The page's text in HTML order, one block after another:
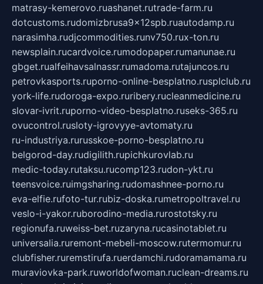
matrasy-kemerovo.ruashanet.rutrade-farm.ru
dotcustoms.rudomizbrusa9x12spb.ruautodamp.ru
narasimha.rudjcommodities.runv750.rux-ton.ru
newsplain.rucardvoice.rumodopaper.rumanunae.ru
gbget.rualfeihavsalnassr.rumadoma.rutajuncos.ru
petrovkasports.ruporno-online-besplatno.rusplclub.ru
york-life.rudoroga-expo.ruribery.rucleanmedicine.ru
slovar-ivrit.ruporno-video-besplatno.ruseks-365.ru
ovucontrol.rusloty-igrovyye-avtomaty.ru
ru-industriya.rurusskoe-porno-besplatno.ru
belgorod-day.rudigilith.rupichkurovlab.ru
medic-today.rutaksu.rucomp123.rudon-ykt.ru
teensvoice.ruimgsharing.rudomashnee-porno.ru
eva-elfie.rufoto-tur.rubiz-doska.rumetropoltravel.ru
veslo-i-yakor.ruborodino-media.rurostotsky.ru
regionufa.ruweiss-bet.ruzaryna.rucasinotablet.ru
universalia.ruremont-mebeli-moscow.rutermomur.ru
clubfisher.ruremstirufa.ruerdamchi.rudoramamama.ru
muraviovka-park.ruworldofwoman.ruclean-dreams.ru